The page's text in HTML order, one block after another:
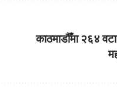
काठमाडौँमा २६४ वटा